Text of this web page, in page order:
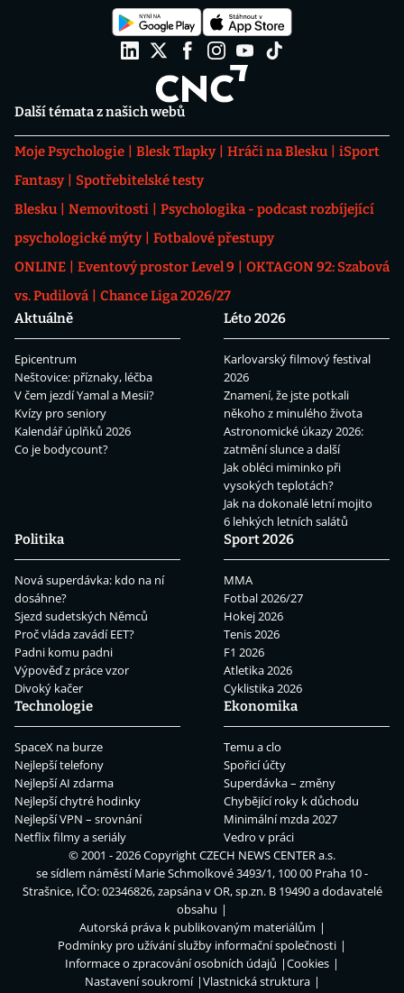
Další témata z našich webů
Moje Psychologie Blesk Tlapky Hráči na Blesku
iSport
Fantasy
Spotřebitelské testy
Blesku
Nemovitosti
Psychologika - podcast rozbíjející
psychologické mýty
Fotbalové přestupy
ONLINE
Eventový prostor Level 9
OKTAGON 92: Szabová
vs. Pudilová
Chance Liga 2026/27
Aktuálně
Epicentrum
Neštovice: příznaky, léčba
V čem jezdí Yamal a Mesii?
Kvízy pro seniory
Kalendář úplňků 2026
Co je bodycount?
Léto 2026
Karlovarský filmový festival
2026
Znamení, že jste potkali
někoho z minulého života
Astronomické úkazy 2026:
zatmění slunce a další
Jak obléci miminko při
vysokých teplotách?
Jak na dokonalé letní mojito
6 lehkých letních salátů
Politika
Nová superdávka: kdo na ní
dosáhne?
Sjezd sudetských Němců
Proč vláda zavádí EET?
Padni komu padni
Výpověď z práce vzor
Divoký kačer
Sport 2026
MMA
Fotbal 2026/27
Hokej 2026
Tenis 2026
F1 2026
Atletika 2026
Cyklistika 2026
Technologie
SpaceX na burze
Nejlepší telefony
Nejlepší AI zdarma
Nejlepší chytré hodinky
Nejlepší VPN – srovnání
Netflix filmy a seriály
Ekonomika
Temu a clo
Spořicí účty
Superdávka – změny
Chybějící roky k důchodu
Minimální mzda 2027
Vedro v práci
© 2001 - 2026 CopyrightCZECH NEWS CENTER a.s.
se sídlem náměstí Marie Schmolkové 3493/1, 100 00 Praha 10 -
Strašnice, IČO: 02346826, zapsána v OR, sp.zn. B 19490 a dodavatelé
obsahu
Autorská práva k publikovaným materiálům
Podmínky pro užívání služby informační společnosti
Informace o zpracování osobních údajů
Cookies
Nastavení soukromí
Vlastnická struktura